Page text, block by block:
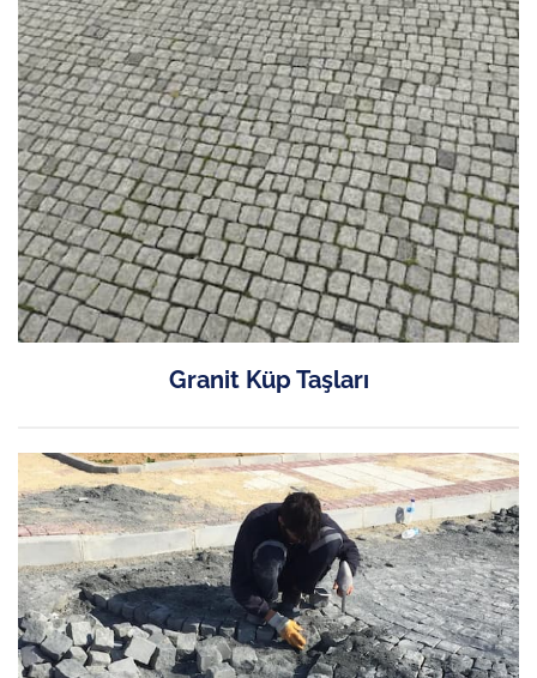
Granit Küp Taşları